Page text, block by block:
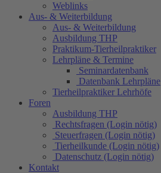
Weblinks
Aus- & Weiterbildung
Aus- & Weiterbildung
Ausbildung THP
Praktikum-Tierheilpraktiker
Lehrpläne & Termine
Seminardatenbank
Datenbank Lehrpläne
Tierheilpraktiker Lehrhöfe
Foren
Ausbildung THP
Rechtsfragen (Login nötig)
Steuerfragen (Login nötig)
Tierheilkunde (Login nötig)
Datenschutz (Login nötig)
Kontakt